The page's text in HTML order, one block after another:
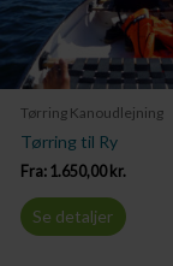
Tørring Kanoudlejning
Tørring til Ry
Fra: 1.650,00kr.
Se detaljer